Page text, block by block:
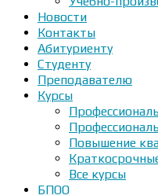
Новости
Контакты
Абитуриенту
Студенту
Преподавателю
Курсы
Повышение
Все курсы
БПОО